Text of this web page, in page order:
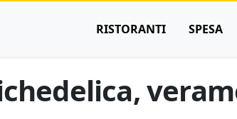
RISTORANTI SPESA